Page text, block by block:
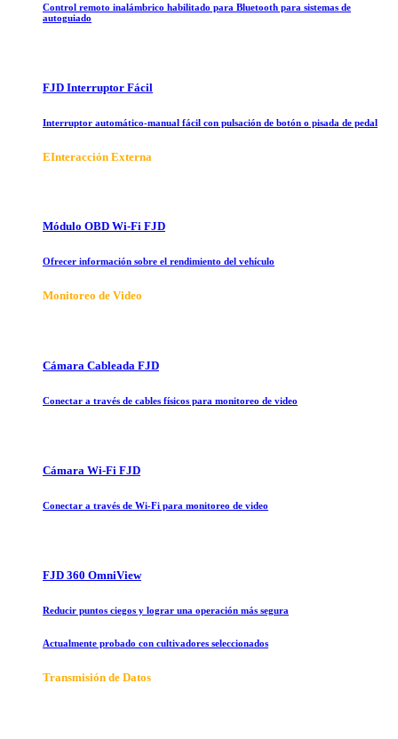
Control remoto inalámbrico habilitado para Bluetooth para sistemas de
autoguiado
FJD Interruptor Fácil
Interruptor automático-manual fácil con pulsación de botón o pisada de pedal
EInteracción Externa
Módulo OBD Wi-Fi FJD
Ofrecer información sobre el rendimiento del vehículo
Monitoreo de Video
Cámara Cableada FJD
Conectar a través de cables físicos para monitoreo de video
Cámara Wi-Fi FJD
Conectar a través de Wi-Fi para monitoreo de video
FJD 360 OmniView
Reducir puntos ciegos y lograr una operación más segura
Actualmente probado con cultivadores seleccionados
Transmisión de Datos